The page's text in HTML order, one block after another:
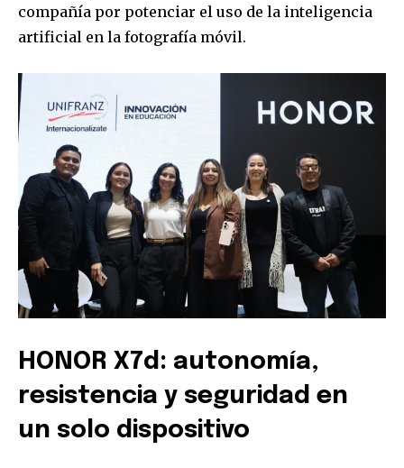
compañía por potenciar el uso de la inteligencia
artificial en la fotografía móvil.
HONOR X7d: autonomía,
resistencia y seguridad en
un solo dispositivo